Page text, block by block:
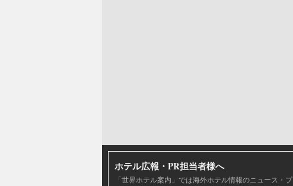
ホテル広報・PR担当者様へ
「世界ホテル案内」では海外ホテル情報のニュース・プ